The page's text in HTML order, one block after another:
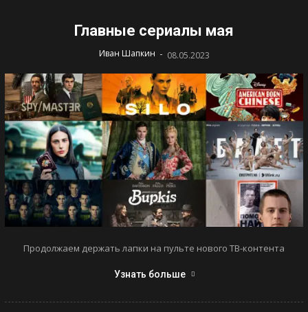
Главные сериалы мая
Иван Шапкин - 08.05.2023
Продолжаем держать лапки на пульте нового ТВ-контента
Узнать больше